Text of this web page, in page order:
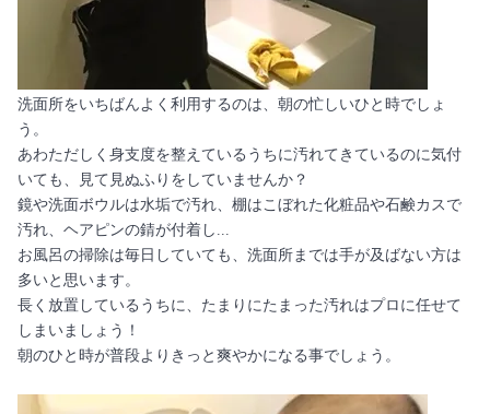
洗面所をいちばんよく利用するのは、朝の忙しいひと時でしょ
う。
あわただしく身支度を整えているうちに汚れてきているのに気付
いても、見て見ぬふりをしていませんか？
鏡や洗面ボウルは水垢で汚れ、棚はこぼれた化粧品や石鹸カスで
汚れ、ヘアピンの錆が付着し...
お風呂の掃除は毎日していても、洗面所までは手が及ばない方は
多いと思います。
長く放置しているうちに、たまりにたまった汚れはプロに任せて
しまいましょう！
朝のひと時が普段よりきっと爽やかになる事でしょう。